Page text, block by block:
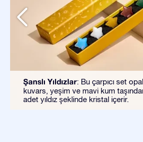
Şanslı Yıldızlar: Bu çarpıcı set
kuvars, yeşim ve mavi kum
adet yıldız şeklinde kristal içerir.